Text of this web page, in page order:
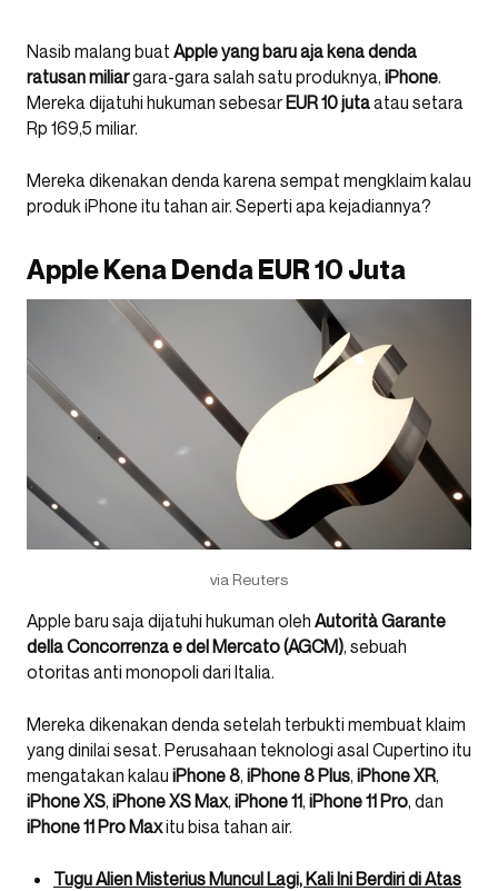
Nasib malang buat Apple yang baru aja kena denda
ratusan miliargara-gara salah satu produknya, iPhone.
Mereka dijatuhi hukuman sebesarEUR 10 jutaatau setara
Rp 169,5 miliar.
Mereka dikenakan denda karena sempat mengklaim kalau
produk iPhone itu tahan air. Seperti apa kejadiannya?
Apple Kena Denda EUR 10 Juta
via Reuters
Apple baru saja dijatuhi hukuman oleh Autorità Garante
della Concorrenza e del Mercato (AGCM), sebuah
otoritas anti monopoli dari Italia.
Mereka dikenakan denda setelah terbukti membuat klaim
yang dinilai sesat. Perusahaan teknologi asal Cupertino itu
mengatakan kalau iPhone 8, iPhone 8 Plus, iPhone XR,
iPhone XS, iPhone XS Max, iPhone 11, iPhone 11 Pro, dan
iPhone 11 Pro Maxitu bisa tahan air.
Tugu Alien Misterius Muncul Lagi, Kali Ini Berdiri di Atas